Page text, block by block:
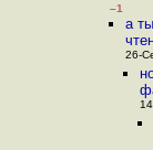
–1
а
26-